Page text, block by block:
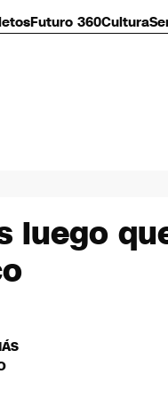
Futuro 360Cultura